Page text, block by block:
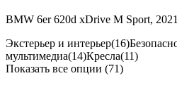
BMW 6er 620d xDrive M Sport, 2021
Экстерьер и интерьер(16)
мультимедиа(14)Кресла(11)
Показать все опции (71)